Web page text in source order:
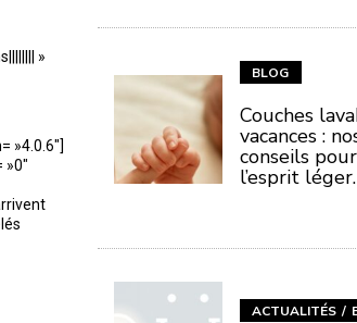
»
»4.0.6″]
BLOG
Couches
vacances :
conseils
l’esprit léger.
ACTUALITÉS